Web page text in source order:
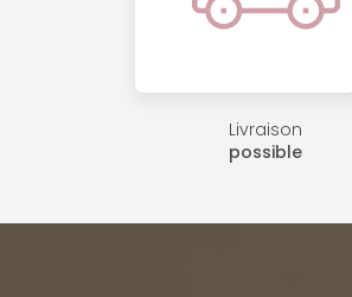
Livraison
possible